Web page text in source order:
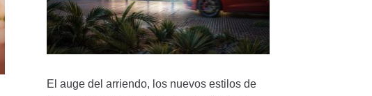
El auge del arriendo, los nuevos estilos de